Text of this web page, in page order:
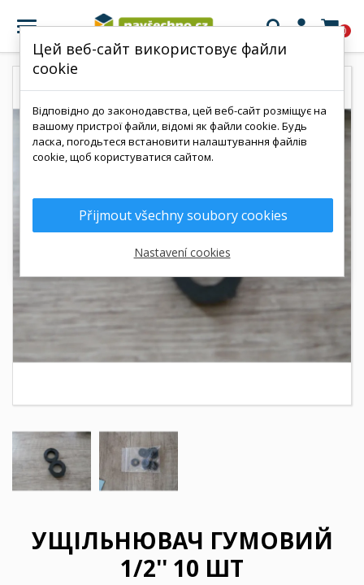
 0
УЩІЛЬНЮВАЧ ГУМОВИЙ
1/2'' 10 ШТ
Цей веб-сайт використовує файли
cookie
Відповідно до законодавства, цей веб-сайт розміщує на
вашому пристрої файли, відомі як файли cookie. Будь
ласка, погодьтеся встановити налаштування файлів
cookie, щоб користуватися сайтом.
Přijmout všechny soubory cookies
Nastavení cookies